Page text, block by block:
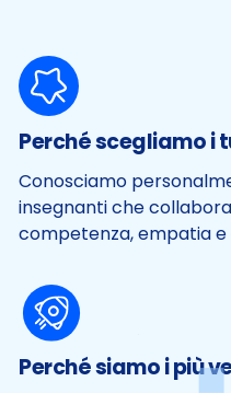
Perché scegliamo i
Conosciamo
insegnanti che
competenza, empatia e
Perché siamo i più